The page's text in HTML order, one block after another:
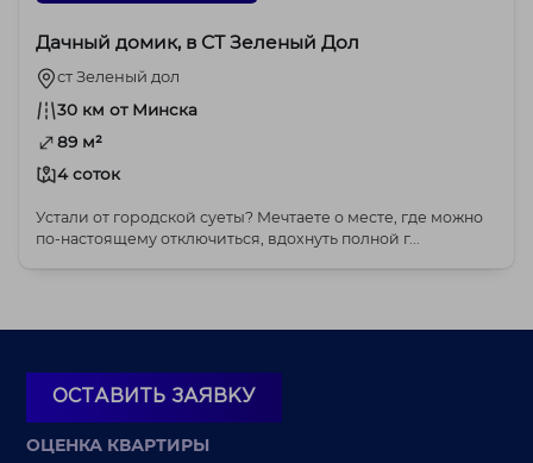
Дачный домик, в СТ Зеленый Дол
ст Зеленый дол
30 км от Минска
89 м²
4 соток
Устали от городской суеты? Мечтаете о месте, где можно
по-настоящему отключиться, вдохнуть полной г...
ОСТАВИТЬ ЗАЯВКУ
ОЦЕНКА КВАРТИРЫ